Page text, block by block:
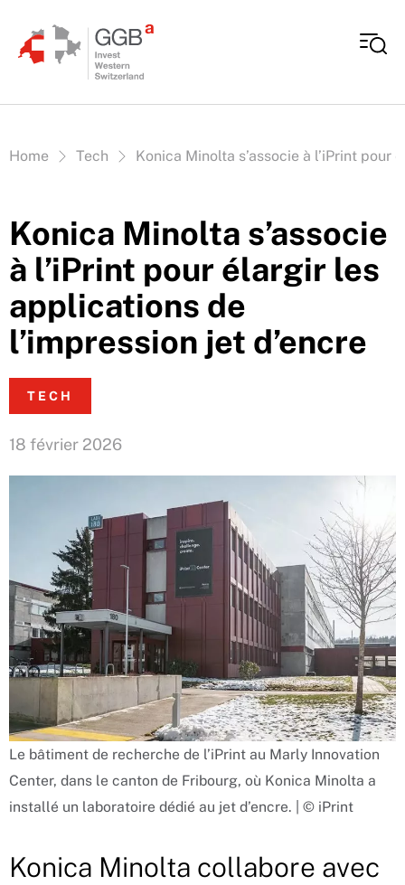
Vous êtes ici:
Home Tech Konica Minolta s’associe à l’iPrint
Konica Minolta s’associe
à l’iPrint pour élargir les
applications de
l’impression jet d’encre
TECH
18 février 2026
Le bâtiment de recherche de l’iPrint au Marly Innovation
Center, dans le canton de Fribourg, où Konica Minolta a
installé un laboratoire dédié au jet d’encre. | © iPrint
Konica Minolta collabore avec